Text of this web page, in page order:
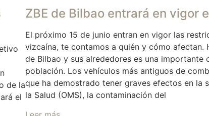
de la
el
ZBE de Bilbao entrará en vigor
El próximo 15 de junio entran en vigor las
vizcaína, te contamos a quién y cómo
de Bilbao y sus alrededores es una importante
población. Los vehículos más antiguos de
que ha demostrado tener graves efectos en la
la Salud (OMS), la contaminación del